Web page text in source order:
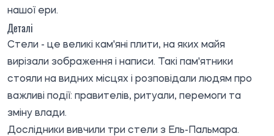
нашої ери.
Деталі
Стели - це великі кам'яні плити, на яких майя
вирізали зображення і написи. Такі пам'ятники
стояли на видних місцях і розповідали людям про
важливі події: правителів, ритуали, перемоги та
зміну влади.
Дослідники вивчили три стели з Ель-Пальмара.